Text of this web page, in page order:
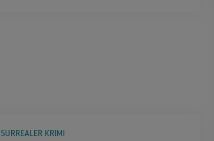
SURREALER KRIMI